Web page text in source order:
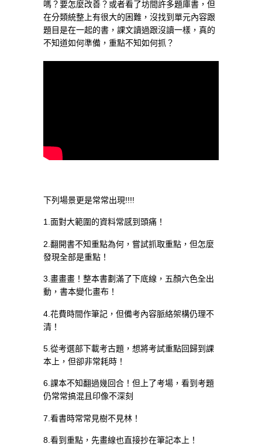
嗎？要怎麼改善？或者看了坊間許多題庫書，但
在分類統整上有很大的困難，沒找到單元內容跟
題目是在一起的書，課文讀過跟沒讀一樣，真的
不知道如何準備，重點不知如何抓？
下列場景更是常常出現!!!!
1.面對大範圍的資料常感到頭痛！
2.翻開書不知重點為何，嘗試抓取重點，但怎麼
發現全部是重點！
3.畫畫畫！整本書劃滿了下底線，五顏六色全出
動，書本變化畫布！
4.花費時間作筆記，但備考內容脈絡架構仍理不
清！
5.從考選部下載考古題，想將考試重點回歸到課
本上，但卻非常耗時！
6.課本不知翻過幾回合！但上了考場，看到考題
仍常常搞混且印像不深刻
7.看書時常常見樹不見林！
8.看到重點，先畫線也直接抄在筆記本上！